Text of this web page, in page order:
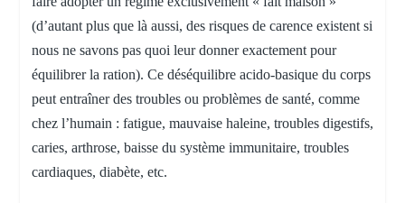
(d’autant plus que là aussi, des risques de carence existent si
nous ne savons pas quoi leur donner exactement pour
équilibrer la ration). Ce déséquilibre acido-basique du corps
peut entraîner des troubles ou problèmes de santé, comme
chez l’humain : fatigue, mauvaise haleine, troubles digestifs,
caries, arthrose, baisse du système immunitaire, troubles
cardiaques, diabète, etc.